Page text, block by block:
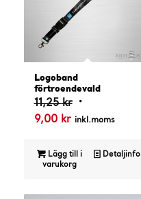
Logoband
förtroendevald
11,25kr Det
ursprungliga
var:
11,25 kr.
9,00 krDet
priset
är:
inkl.moms
Lägg till i
varukorg
Detaljinfo